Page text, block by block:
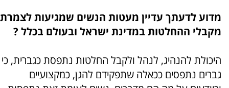
מדוע לדעתך עדיין מעטות הנשים שמגיעות לצמרת
מקבלי ההחלטות במדינת ישראל ובעולם בכלל ?
היכולת להנהיג, לנהל ולקבל החלטות נתפסת כגברית, כי
גברים נתפסים ככאלה שתפקידם להגן, כמקצועיים